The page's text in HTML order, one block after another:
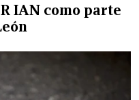
IAN como parte